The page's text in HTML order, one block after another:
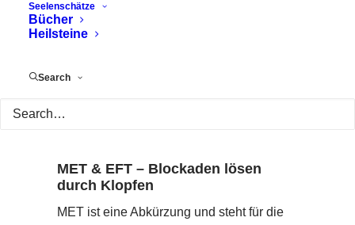
Seelenschätze
Bücher
Heilsteine
Search
MET & EFT – Blockaden lösen
durch Klopfen
MET ist eine Abkürzung und steht für die